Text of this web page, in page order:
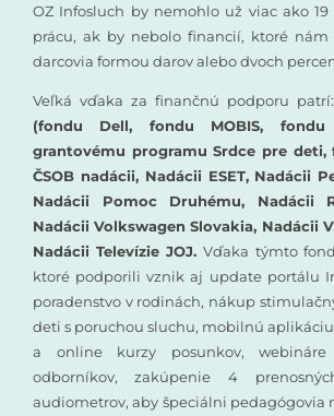
Vzdelávanie
OZ Infosluch by nemohlo už viac ako
prácu, ak by nebolo financií, ktoré
darcovia formou darov alebo dvoch
Veľká vďaka za finančnú podporu patrí:
(fondu Dell, fondu MOBIS, fondu
grantovému programu Srdce pre deti,
ČSOB nadácii, Nadácii ESET, Nadácii
Nadácii Pomoc Druhému, Nadácii
Nadácii Volkswagen Slovakia, Nadácii
Nadácii Televízie JOJ.Vďaka týmto
ktoré podporili vznik aj update portálu
poradenstvo v rodinách, nákup
deti s poruchou sluchu, mobilnú
a online kurzy posunkov,
odborníkov, zakúpenie 4
audiometrov, aby špeciálni pedagógovia